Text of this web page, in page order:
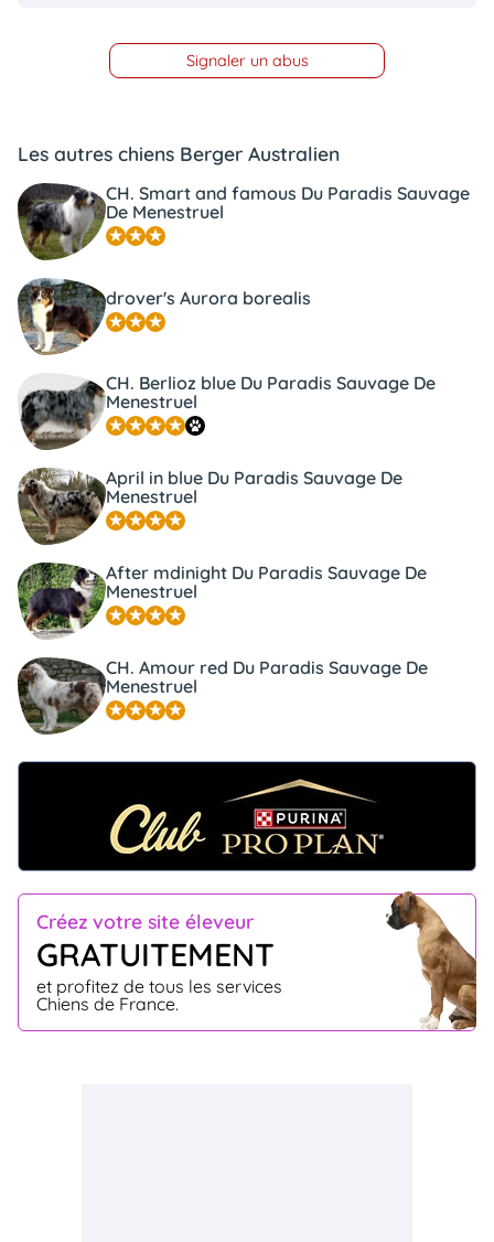
Signaler un abus
Créez votre site éleveur
GRATUITEMENT
et profitez de tous les services
Chiens de France.
Les autres chiens Berger Australien
CH. Smart and famous Du Paradis Sauvage
De Menestruel
drover's Aurora borealis
CH. Berlioz blue Du Paradis Sauvage De
Menestruel
April in blue Du Paradis Sauvage De
Menestruel
After mdinight Du Paradis Sauvage De
Menestruel
CH. Amour red Du Paradis Sauvage De
Menestruel